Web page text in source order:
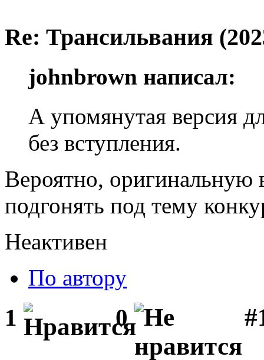
Re: Трансильвания
johnbrown написал:
А упомянутая версия
без вступления.
Вероятно, оригинальную
подгонять под тему
Неактивен
По автору
1 0